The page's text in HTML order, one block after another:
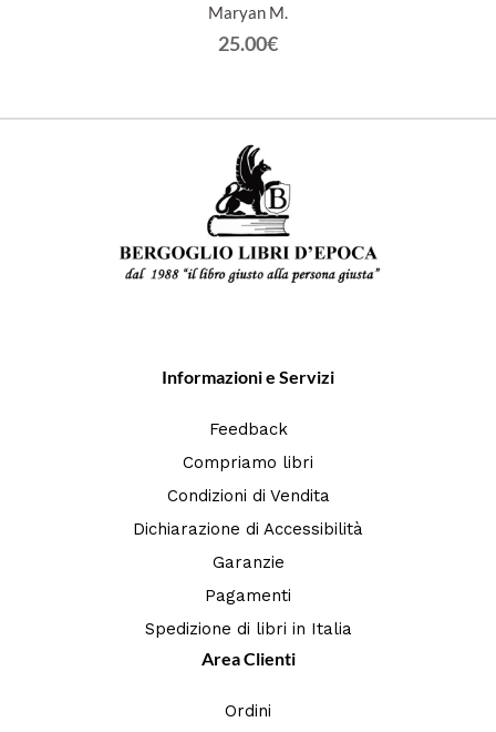
Maryan M.
25.00€
Informazioni e Servizi
Feedback
Compriamo libri
Condizioni di Vendita
Dichiarazione di Accessibilità
Garanzie
Pagamenti
Spedizione di libri in Italia
Area Clienti
Ordini